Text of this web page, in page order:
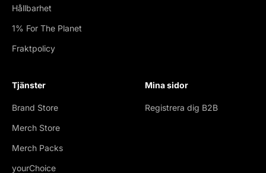
Hållbarhet
1% For The Planet
Fraktpolicy
Tjänster
Brand Store
Merch Store
Merch Packs
yourChoice
Mina sidor
Registrera dig B2B